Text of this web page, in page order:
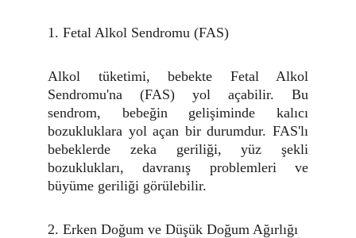
1. Fetal Alkol Sendromu (FAS)
Alkol tüketimi, bebekte Fetal Alkol
Sendromu'na (FAS) yol açabilir. Bu
sendrom, bebeğin gelişiminde kalıcı
bozukluklara yol açan bir durumdur. FAS'lı
bebeklerde zeka geriliği, yüz şekli
bozuklukları, davranış problemleri ve
büyüme geriliği görülebilir.
2. Erken Doğum ve Düşük Doğum Ağırlığı